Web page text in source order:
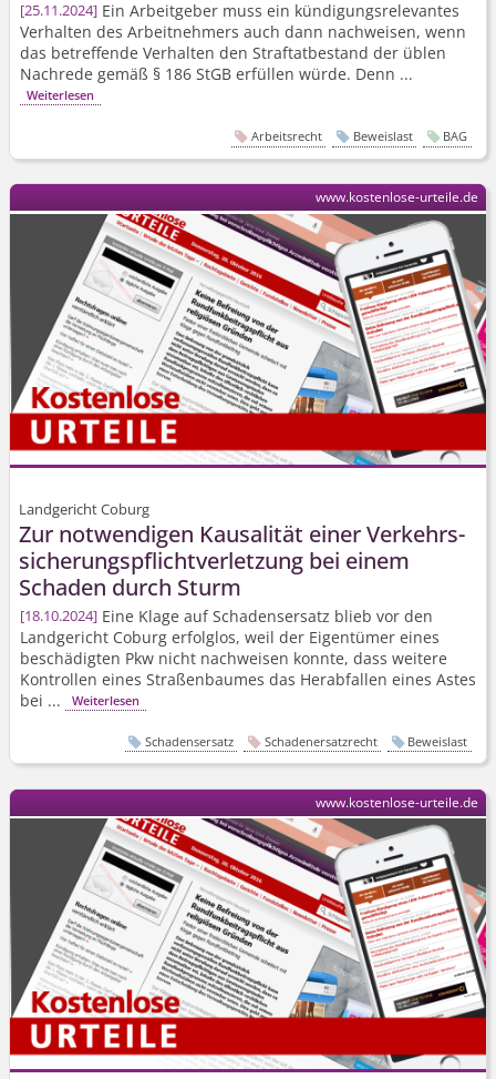
25.11.2024 Ein Arbeitgeber muss ein kündigungs­relevantes
Verhalten des Arbeitnehmers auch dann nachweisen, wenn
das betreffende Verhalten den Straftatbestand der üblen
Nachrede gemäß § 186 StGB erfüllen würde. Denn ...
Weiterlesen
Arbeitsrecht Beweislast BAG
Landgericht Coburg
Zur notwendigen Kausalität einer Verkehrs­
sicherungs­pflicht­verletzung bei einem
Schaden durch Sturm
18.10.2024 Eine Klage auf Schadensersatz blieb vor den
Landgericht Coburg erfolglos, weil der Eigentümer eines
beschädigten Pkw nicht nachweisen konnte, dass weitere
Kontrollen eines Straßenbaumes das Herabfallen eines Astes
bei ...
Weiterlesen
www.kostenlose-urteile.de
Schadensersatz Schadenersatzrecht Beweislast
www.kostenlose-urteile.de